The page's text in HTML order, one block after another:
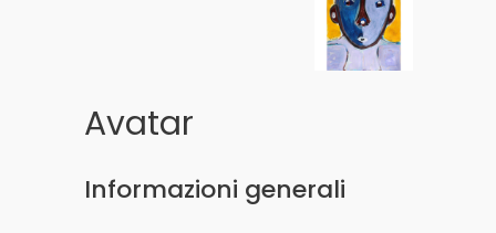
Avatar
Informazioni generali